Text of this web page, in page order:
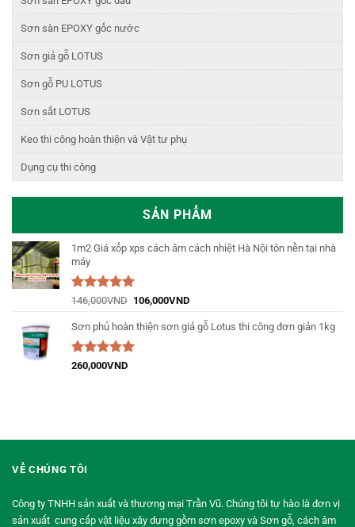
Sơn sàn EPOXY gốc nước
Sơn giả gỗ LOTUS
Sơn gỗ PU LOTUS
Sơn sắt LOTUS
Keo thi công hoàn thiện và Vật tư phụ
Dụng cụ thi công
SẢN PHẨM
1m2 Giá xốp xps cách âm cách nhiệt Hà Nội tôn nền tại nhà
máy
Được xếp
sao
146,000VND 106,000VND
Sơn phủ hoàn thiện sơn giả gỗ Lotus thi công đơn giản 1kg
Được xếp
260,000VND
VỀ CHÚNG TÔI
Công ty TNHH sản xuất và thương mại Trần Vũ. Chúng tôi tự hào là đơn vị
sản xuất cung cấp vật liệu xây dựng gồm sơn epoxy và Sơn gỗ, cách âm